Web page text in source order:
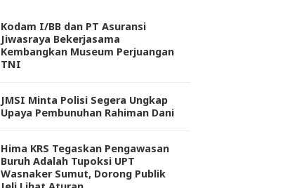
Kodam I/BB dan PT Asuransi
Jiwasraya Bekerjasama
Kembangkan Museum Perjuangan
TNI
JMSI Minta Polisi Segera Ungkap
Upaya Pembunuhan Rahiman Dani
Hima KRS Tegaskan Pengawasan
Buruh Adalah Tupoksi UPT
Wasnaker Sumut, Dorong Publik